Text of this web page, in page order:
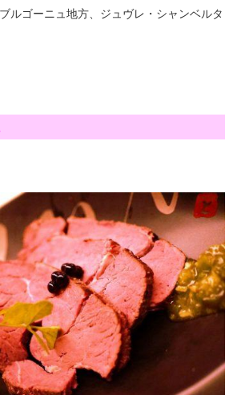
ルゴーニュ地方、ジュヴレ・シャンベルタ